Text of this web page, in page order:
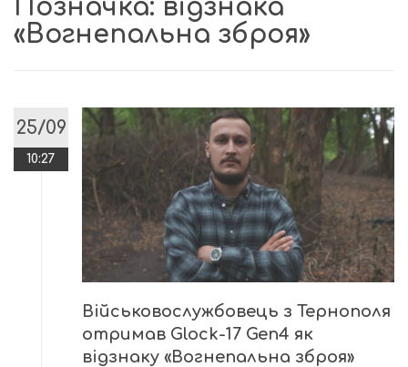
Позначка: відзнака
«Вогнепальна зброя»
25/09
10:27
Військовослужбовець з Тернополя
отримав Glock-17 Gen4 як
відзнаку «Вогнепальна зброя»